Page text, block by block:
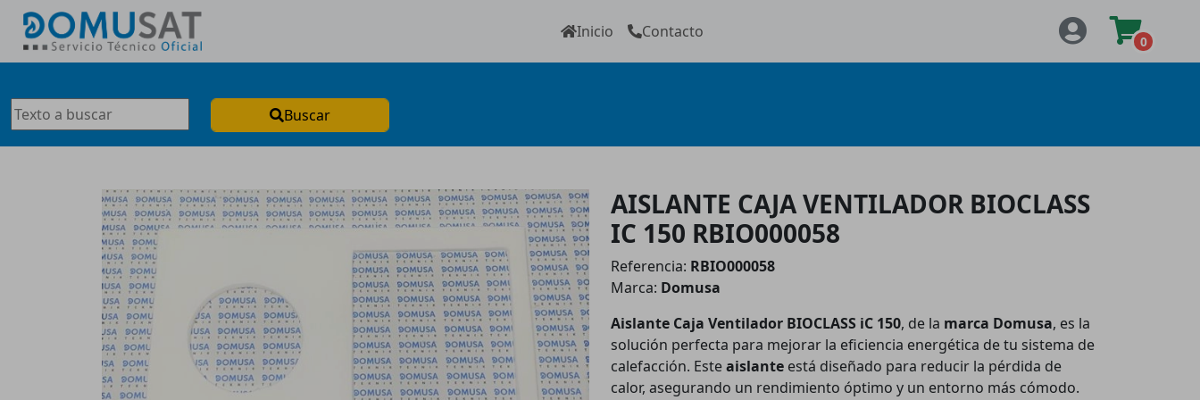
Inicio Contacto
0
Buscar
AISLANTE CAJA VENTILADOR BIOCLASS
IC 150 RBIO000058
Referencia: RBIO000058
Marca: Domusa
Aislante Caja Ventilador BIOCLASS iC 150, de la marca Domusa, es la
solución perfecta para mejorar la eficiencia energética de tu sistema de
calefacción. Esteaislante está diseñado para reducir la pérdida de
calor, asegurando un rendimiento óptimo y un entorno más cómodo.